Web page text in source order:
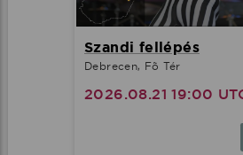
Szandi fellépés
Debrecen, Fõ Tér
2026.08.21 19:00